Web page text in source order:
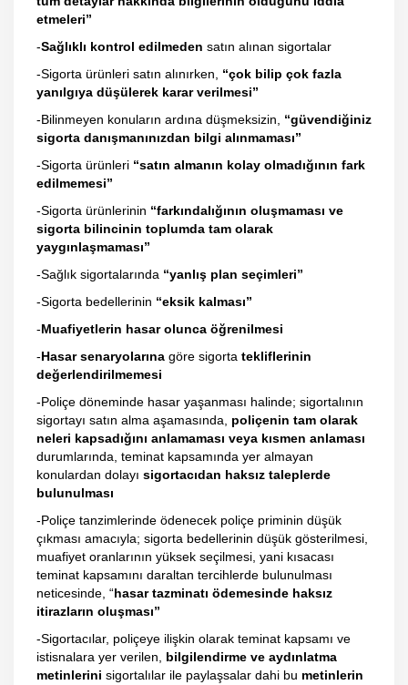
etmeleri”
-Sağlıklı kontrol edilmeden satın alınan sigortalar
-Sigorta ürünleri satın alınırken, “çok bilip çok fazla
yanılgıya düşülerek karar verilmesi”
-Bilinmeyen konuların ardına düşmeksizin, “güvendiğiniz
sigorta danışmanınızdan bilgi alınmaması”
-Sigorta ürünleri “satın almanın kolay olmadığının fark
edilmemesi”
-Sigorta ürünlerinin “farkındalığının oluşmaması ve
sigorta bilincinin toplumda tam olarak
yaygınlaşmaması”
-Sağlık sigortalarında “yanlış plan seçimleri”
-Sigorta bedellerinin “eksik kalması”
-Muafiyetlerin hasar olunca öğrenilmesi
-Hasar senaryolarına göre sigorta tekliflerinin
değerlendirilmemesi
-Poliçe döneminde hasar yaşanması halinde; sigortalının
sigortayı satın alma aşamasında, poliçenin tam olarak
neleri kapsadığını anlamaması veya kısmen anlaması
durumlarında, teminat kapsamında yer almayan
konulardan dolayı sigortacıdan haksız taleplerde
bulunulması
-Poliçe tanzimlerinde ödenecek poliçe priminin düşük
çıkması amacıyla; sigorta bedellerinin düşük gösterilmesi,
muafiyet oranlarının yüksek seçilmesi, yani kısacası
teminat kapsamını daraltan tercihlerde bulunulması
neticesinde, “hasar tazminatı ödemesinde haksız
itirazların oluşması”
-Sigortacılar, poliçeye ilişkin olarak teminat kapsamı ve
istisnalara yer verilen, bilgilendirme ve aydınlatma
metinlerini sigortalılar ile paylaşsalar dahi bu metinlerin